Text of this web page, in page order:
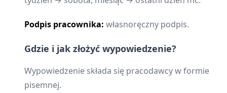
Podpis pracownika: własnoręczny podpis.
Gdzie i jak złożyć wypowiedzenie?
Wypowiedzenie składa się pracodawcy w formie
pisemnej.